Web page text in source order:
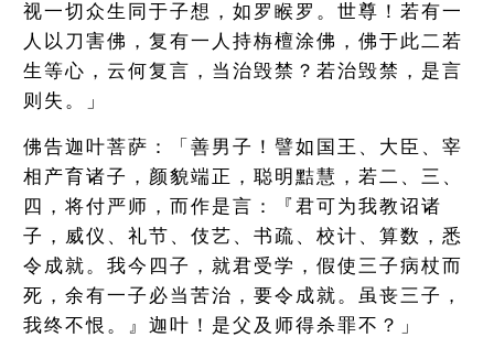
视一切众生同于子想，如罗睺罗。世尊！若有一
人以刀害佛，复有一人持栴檀涂佛，佛于此二若
生等心，云何复言，当治毁禁？若治毁禁，是言
则失。」
佛告迦叶菩萨：「善男子！譬如国王、大臣、宰
相产育诸子，颜貌端正，聪明黠慧，若二、三、
四，将付严师，而作是言：『君可为我教诏诸
子，威仪、礼节、伎艺、书疏、校计、算数，悉
令成就。我今四子，就君受学，假使三子病杖而
死，余有一子必当苦治，要令成就。虽丧三子，
我终不恨。』迦叶！是父及师得杀罪不？」